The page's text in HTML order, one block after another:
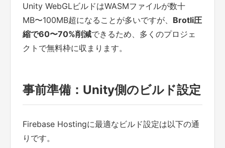
Unity WebGLビルドはWASMファイルが数十
MB〜100MB超になることが多いですが、 Brotli圧
縮で60〜70%削減できるため、多くのプロジェ
クトで無料枠に収まります。
事前準備：Unity側のビルド設定
Firebase Hostingに最適なビルド設定は以下の通
りです。